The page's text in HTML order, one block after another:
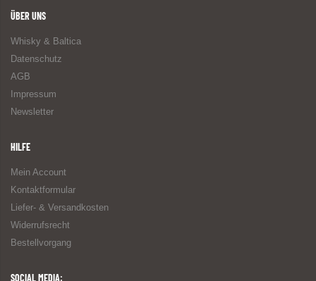
ÜBER UNS
Whisky & Baltica
Datenschutz
AGB
Impressum
Newsletter
HILFE
Mein Account
Kontaktformular
Liefer- & Versandkosten
Widerrufsrecht
Bestellvorgang
SOCIAL MEDIA: